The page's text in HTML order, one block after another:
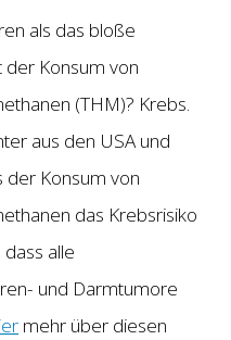
als das bloße
der Konsum von
(THM)? Krebs.
aus den USA und
der Konsum von
das Krebsrisiko
alle
und Darmtumore
mehr über diesen